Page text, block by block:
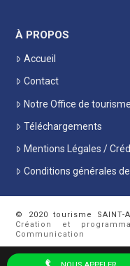
À PROPOS
Accueil
Contact
Notre Office de tourisme
Téléchargements
Mentions Légales /
Conditions générales
© 2020 tourisme SAINT-
Création et
Communication